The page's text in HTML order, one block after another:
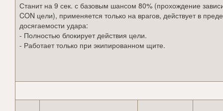
Станит на 9 сек. с базовым шансом 80% (прохождение
CON цели), применяется только на врагов, действует в
досягаемости удара:
- Полностью блокирует действия цели.
- Работает только при экипированном щите.